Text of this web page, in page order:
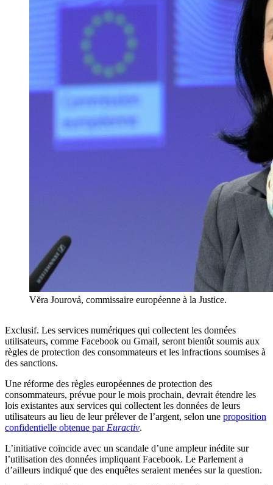
Vĕra Jourová, commissaire européenne à la Justice.
Exclusif. Les services numériques qui collectent les données
utilisateurs, comme Facebook ou Gmail, seront bientôt soumis aux
règles de protection des consommateurs et les infractions soumises à
des sanctions.
Une réforme des règles européennes de protection des
consommateurs, prévue pour le mois prochain, devrait étendre les
lois existantes aux services qui collectent les données de leurs
utilisateurs au lieu de leur prélever de l’argent, selon une proposition
confidentielle obtenue par Euractiv.
L’initiative coïncide avec un scandale d’une ampleur inédite sur
l’utilisation des données impliquant Facebook. Le Parlement a
d’ailleurs indiqué que des enquêtes seraient menées sur la question.